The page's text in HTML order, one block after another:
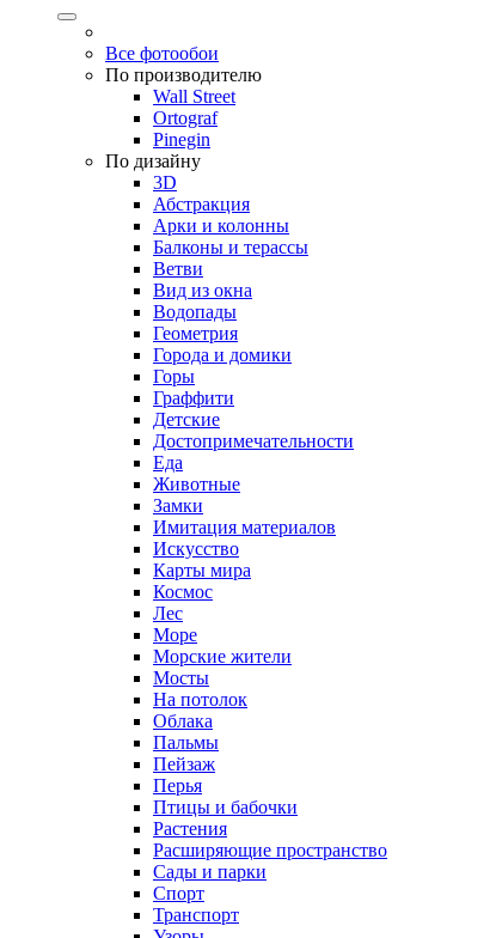
Все фотообои
По производителю
Wall Street
Ortograf
Pinegin
По дизайну
3D
Абстракция
Арки и колонны
Балконы и терассы
Ветви
Вид из окна
Водопады
Геометрия
Города и домики
Горы
Граффити
Детские
Достопримечательности
Еда
Животные
Замки
Имитация материалов
Искусство
Карты мира
Космос
Лес
Море
Морские жители
Мосты
На потолок
Облака
Пальмы
Пейзаж
Перья
Птицы и бабочки
Растения
Расширяющие пространство
Сады и парки
Спорт
Транспорт